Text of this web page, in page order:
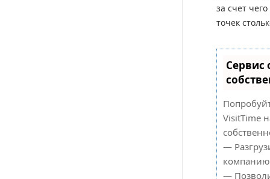
за счет
точек
Сервис
VisitTime
—
—